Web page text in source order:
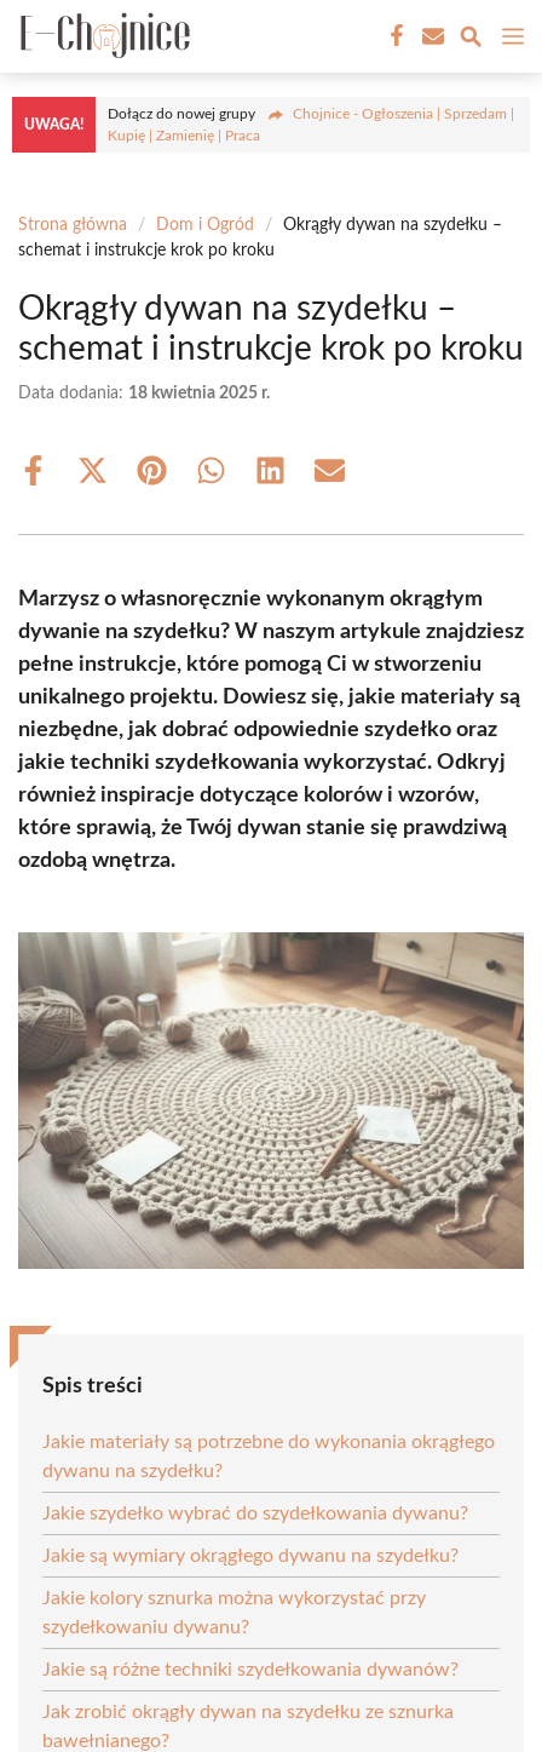
Przejdź
treści
UWAGA!
Dołącz do nowej grupy
Chojnice - Ogłoszenia | Sprzedam |
Kupię | Zamienię | Praca
Strona główna / Dom i Ogród /
Okrągły dywan na szydełku –
schemat i instrukcje krok po kroku
Okrągły dywan na szydełku –
schemat i instrukcje krok po kroku
Data dodania: 18 kwietnia 2025 r.
Share
Share
(Twitter)
Share Share Share Share
Marzysz o własnoręcznie wykonanym okrągłym
dywanie na szydełku? W naszym artykule znajdziesz
pełne instrukcje, które pomogą Ci w stworzeniu
unikalnego projektu. Dowiesz się, jakie materiały są
niezbędne, jak dobrać odpowiednie szydełko oraz
jakie techniki szydełkowania wykorzystać. Odkryj
również inspiracje dotyczące kolorów i wzorów,
które sprawią, że Twój dywan stanie się prawdziwą
ozdobą wnętrza.
Spis treści
Jakie materiały są potrzebne do wykonania okrągłego
dywanu na szydełku?
Jakie szydełko wybrać do szydełkowania dywanu?
Jakie są wymiary okrągłego dywanu na szydełku?
Jakie kolory sznurka można wykorzystać przy
szydełkowaniu dywanu?
Jakie są różne techniki szydełkowania dywanów?
Jak zrobić okrągły dywan na szydełku ze sznurka
bawełnianego?